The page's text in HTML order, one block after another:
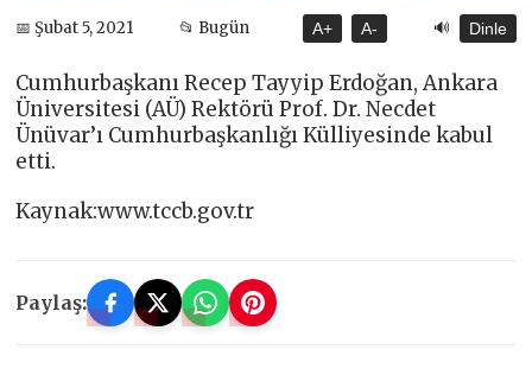
📅 Şubat 5, 2021 📂 Bugün A+ A- 🔊 Dinle
Cumhurbaşkanı Recep Tayyip Erdoğan, Ankara
Üniversitesi (AÜ) Rektörü Prof. Dr. Necdet
Ünüvar’ı Cumhurbaşkanlığı Külliyesinde kabul
etti.
Kaynak:www.tccb.gov.tr
Paylaş: